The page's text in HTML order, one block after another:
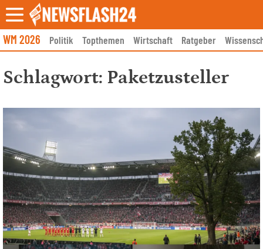
Skip
to
content
WM 2026 Politik Topthemen Wirtschaft Ratgeber
Schlagwort: Paketzusteller